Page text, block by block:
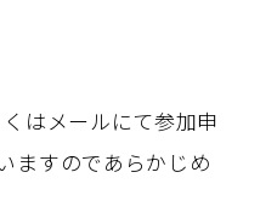
はメールにて参加申
ますのであらかじめ